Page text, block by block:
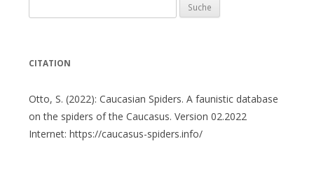
nach:
CITATION
Otto, S. (2022): Caucasian Spiders. A faunistic database
on the spiders of the Caucasus. Version 02.2022
Internet: https://caucasus-spiders.info/